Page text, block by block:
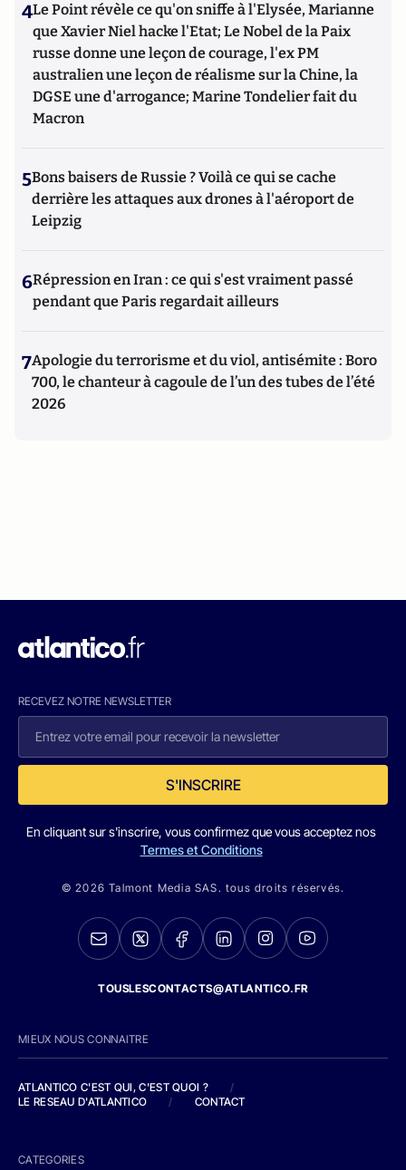
4Le Point révèle ce qu'on sniffe à l'Elysée, Marianne
que Xavier Niel hacke l'Etat; Le Nobel de la Paix
russe donne une leçon de courage, l'ex PM
australien une leçon de réalisme sur la Chine, la
DGSE une d'arrogance; Marine Tondelier fait du
Macron
5Bons baisers de Russie ? Voilà ce qui se cache
derrière les attaques aux drones à l'aéroport de
Leipzig
6Répression en Iran : ce qui s'est vraiment passé
pendant que Paris regardait ailleurs
7Apologie du terrorisme et du viol, antisémite : Boro
700, le chanteur à cagoule de l’un des tubes de l’été
2026
RECEVEZ NOTRE NEWSLETTER
S'INSCRIRE
En cliquant sur s'inscrire, vous confirmez que vous acceptez nos
Termes et Conditions
© 2026 Talmont Media SAS. tous droits réservés.
TOUSLESCONTACTS@ATLANTICO.FR
MIEUX NOUS CONNAITRE
ATLANTICO C'EST QUI, C'EST QUOI ?
/
LE RESEAU D'ATLANTICO
/ CONTACT
CATEGORIES